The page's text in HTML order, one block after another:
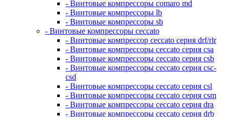
- Винтовые компрессоры comaro md
- Винтовые компрессоры lb
- Винтовые компрессоры sb
- Винтовые компрессоры ceccato
- Винтовые компрессор ceccato серия drf/rlr
- Винтовые компрессоры ceccato серия csa
- Винтовые компрессоры ceccato серия csb
- Винтовые компрессоры ceccato серия csc-
csd
- Винтовые компрессоры ceccato серия csl
- Винтовые компрессоры ceccato серия csm
- Винтовые компрессоры ceccato серия dra
- Винтовые компрессоры ceccato серия drb